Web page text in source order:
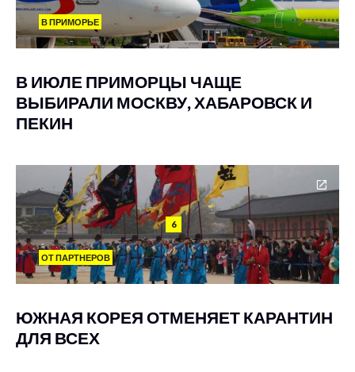
В ПРИМОРЬЕ
В ИЮЛЕ ПРИМОРЦЫ ЧАЩЕ
ВЫБИРАЛИ МОСКВУ, ХАБАРОВСК И
ПЕКИН
6
ОТ ПАРТНЕРОВ
ЮЖНАЯ КОРЕЯ ОТМЕНЯЕТ КАРАНТИН
ДЛЯ ВСЕХ